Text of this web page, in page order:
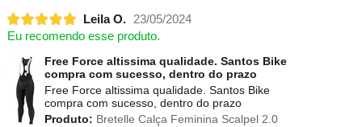
Leila O.
23/05/2024
Eu recomendo esse produto.
Free Force altissima qualidade. Santos Bike
compra com sucesso, dentro do prazo
Free Force altissima qualidade. Santos Bike
compra com sucesso, dentro do prazo
Produto: Bretelle Calça Feminina Scalpel 2.0